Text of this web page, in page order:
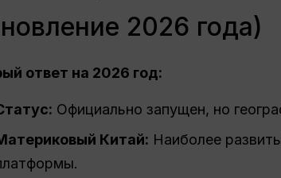
2026 года)
ответ на 2026 год:
Официально запущен, но
Китай: Наиболее